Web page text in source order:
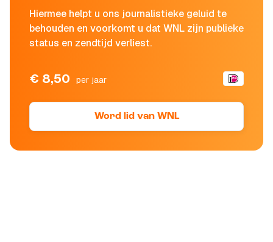
Hiermee helpt u ons journalistieke geluid te
behouden en voorkomt u dat WNL zijn publieke
status en zendtijd verliest.
€ 8,50 per jaar
Word lid van WNL